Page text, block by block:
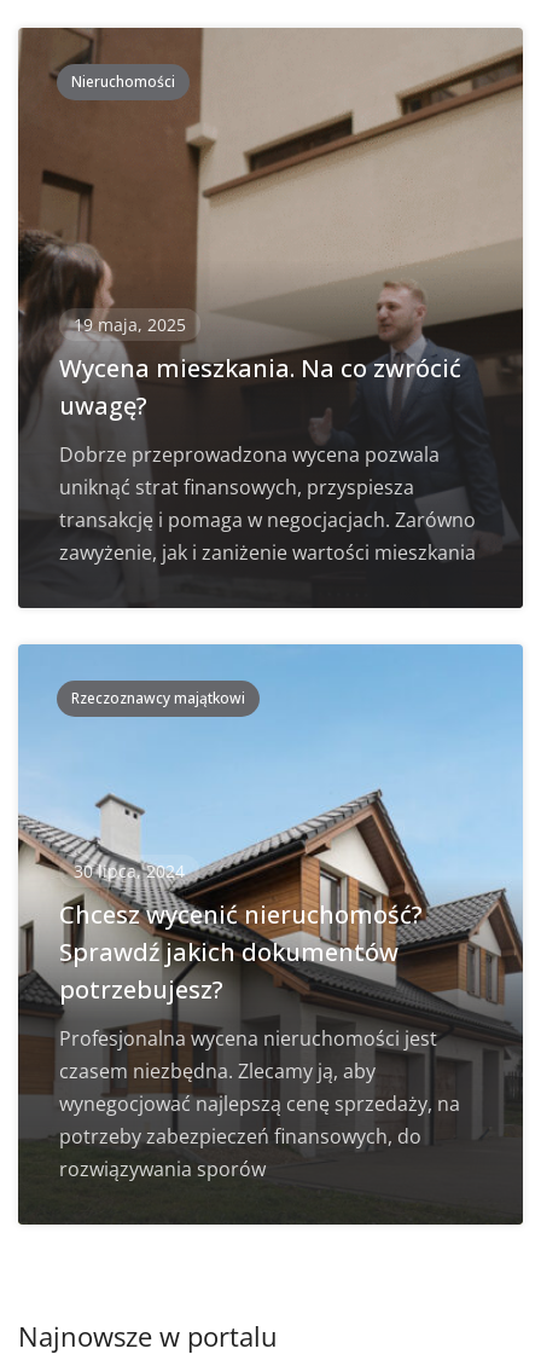
Nieruchomości
19 maja, 2025
Wycena mieszkania. Na co zwrócić
uwagę?
Dobrze przeprowadzona wycena pozwala
uniknąć strat finansowych, przyspiesza
transakcję i pomaga w negocjacjach. Zarówno
zawyżenie, jak i zaniżenie wartości mieszkania
Rzeczoznawcy majątkowi
30 lipca, 2024
Chcesz wycenić nieruchomość?
Sprawdź jakich dokumentów
potrzebujesz?
Profesjonalna wycena nieruchomości jest
czasem niezbędna. Zlecamy ją, aby
wynegocjować najlepszą cenę sprzedaży, na
potrzeby zabezpieczeń finansowych, do
rozwiązywania sporów
Najnowsze w portalu